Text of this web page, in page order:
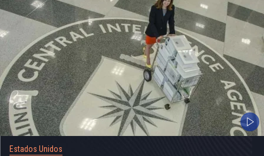
Estados Unidos